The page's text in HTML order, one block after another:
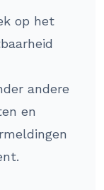
op het
andere
en